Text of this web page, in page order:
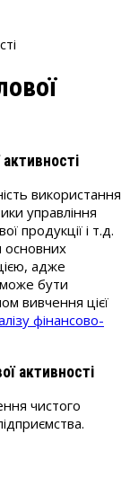
використання
управління
продукції і т.д.
основних
адже
може бути
вивчення цієї
фінансово-
активності
чистого